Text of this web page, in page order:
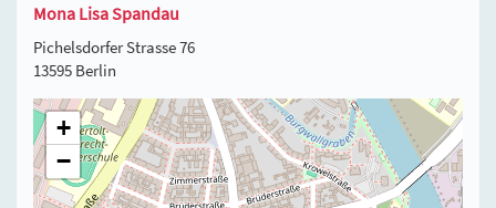
Mona Lisa Spandau
Pichelsdorfer Strasse 76
13595 Berlin
+
−